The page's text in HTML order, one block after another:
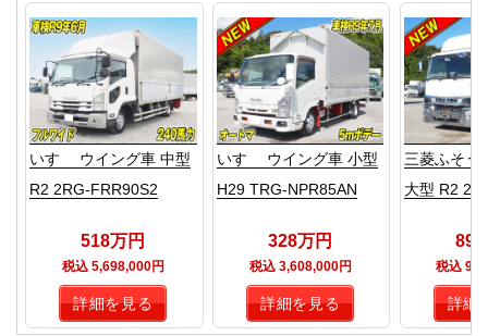
いすゞ ウイング車 中型
R2 2RG-FRR90S2
518万円
税込 5,698,000円
詳細を見る
いすゞ ウイング車 小型
H29 TRG-NPR85AN
328万円
税込 3,608,000円
詳細を見る
三菱ふそう
大型 R2
898
税込
詳細